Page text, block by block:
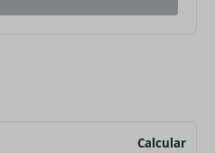
Calcular